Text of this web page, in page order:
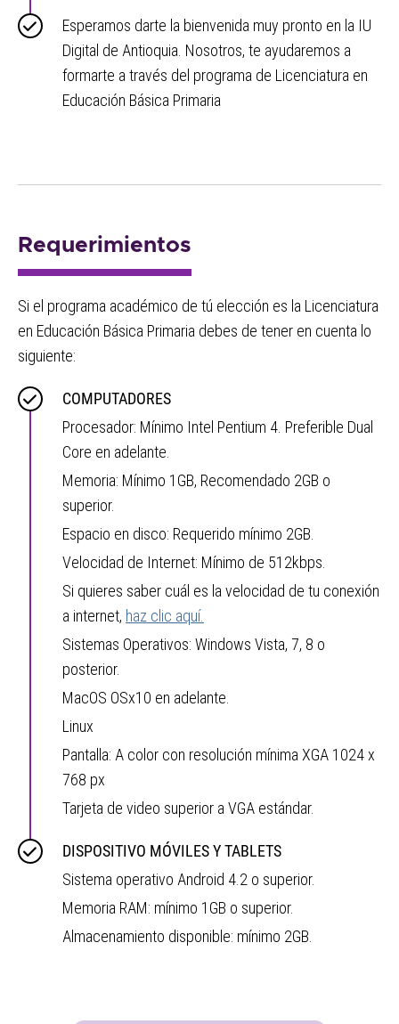
Esperamos darte la bienvenida muy pronto en la IU
Digital de Antioquia. Nosotros, te ayudaremos a
formarte a través del programa de Licenciatura en
Educación Básica Primaria
Requerimientos
Si el programa académico de tú elección es la Licenciatura
en Educación Básica Primaria debes de tener en cuenta lo
siguiente:
COMPUTADORES
Procesador: Mínimo Intel Pentium 4. Preferible Dual
Core en adelante.
Memoria: Mínimo 1GB, Recomendado 2GB o
superior.
Espacio en disco: Requerido mínimo 2GB.
Velocidad de Internet: Mínimo de 512kbps.
Si quieres saber cuál es la velocidad de tu conexión
a internet, haz clic aquí.
Sistemas Operativos: Windows Vista, 7, 8 o
posterior.
MacOS OSx10 en adelante.
Linux
Pantalla: A color con resolución mínima XGA 1024 x
768 px
Tarjeta de video superior a VGA estándar.
DISPOSITIVO MÓVILES Y TABLETS
Sistema operativo Android 4.2 o superior.
Memoria RAM: mínimo 1GB o superior.
Almacenamiento disponible: mínimo 2GB.